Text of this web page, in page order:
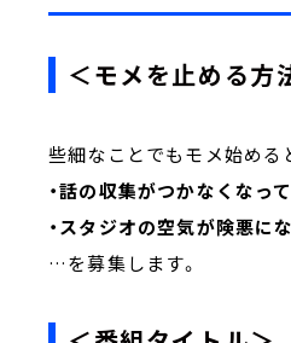
＜モメを止める
些細なことでもモメ始める
・話の収集がつかなくなっ
・スタジオの空気が険悪に
…を募集します。